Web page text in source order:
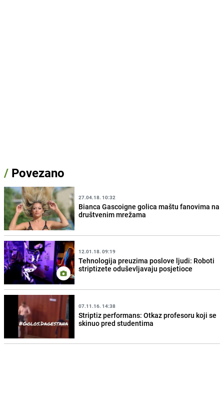
/ Povezano
27.04.18. 10:32
Bianca Gascoigne golica maštu fanovima na
društvenim mrežama
12.01.18. 09:19
Tehnologija preuzima poslove ljudi: Roboti
striptizete oduševljavaju posjetioce
07.11.16. 14:38
Striptiz performans: Otkaz profesoru koji se
skinuo pred studentima